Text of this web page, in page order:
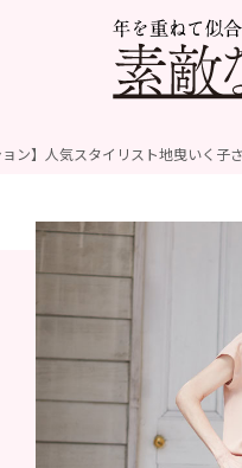
ョン】人気スタイリスト地曳いく